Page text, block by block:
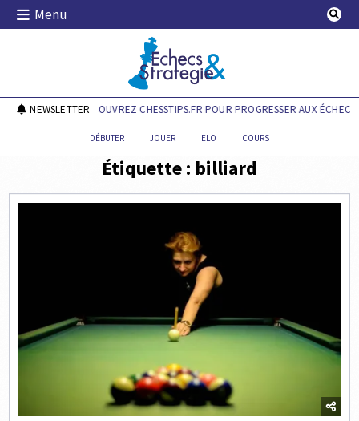
Skip
Menu
Echecs & Stratégie
NEWSLETTERDÉCOUVREZ CHESSTIPS.FR POUR PROGRESSER AUX ÉCHECS !
DÉBUTER JOUER ELO COURS
Étiquette : billiard